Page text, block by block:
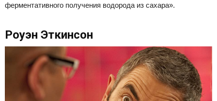
ферментативного получения водорода из сахара».
Роуэн Эткинсон